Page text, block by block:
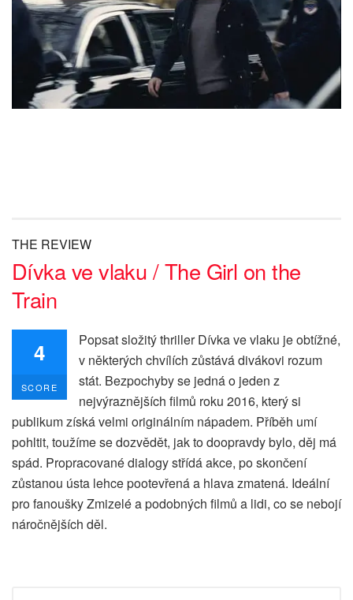
THE REVIEW
Dívka ve vlaku / The Girl on the
Train
4
SCORE
Popsat složitý thriller Dívka ve vlaku je obtížné,
v některých chvílích zůstává divákovi rozum
stát. Bezpochyby se jedná o jeden z
nejvýraznějších filmů roku 2016, který si
publikum získá velmi originálním nápadem. Příběh umí
pohltit, toužíme se dozvědět, jak to doopravdy bylo, děj má
spád. Propracované dialogy střídá akce, po skončení
zůstanou ústa lehce pootevřená a hlava zmatená. Ideální
pro fanoušky Zmizelé a podobných filmů a lidi, co se nebojí
náročnějších děl.